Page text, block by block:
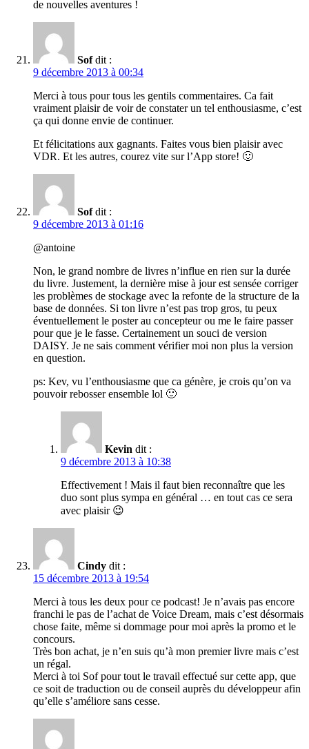
de nouvelles aventures !
Sof dit :
9 décembre 2013 à 00:34
Merci à tous pour tous les gentils commentaires. Ca fait
vraiment plaisir de voir de constater un tel enthousiasme, c’est
ça qui donne envie de continuer.
Et félicitations aux gagnants. Faites vous bien plaisir avec
VDR. Et les autres, courez vite sur l’App store! 🙂
Sof dit :
9 décembre 2013 à 01:16
@antoine
Non, le grand nombre de livres n’influe en rien sur la durée
du livre. Justement, la dernière mise à jour est sensée corriger
les problèmes de stockage avec la refonte de la structure de la
base de données. Si ton livre n’est pas trop gros, tu peux
éventuellement le poster au concepteur ou me le faire passer
pour que je le fasse. Certainement un souci de version
DAISY. Je ne sais comment vérifier moi non plus la version
en question.
ps: Kev, vu l’enthousiasme que ca génère, je crois qu’on va
pouvoir rebosser ensemble lol 🙂
Kevin dit :
9 décembre 2013 à 10:38
Effectivement ! Mais il faut bien reconnaître que les
duo sont plus sympa en général … en tout cas ce sera
avec plaisir 😉
Cindy dit :
15 décembre 2013 à 19:54
Merci à tous les deux pour ce podcast! Je n’avais pas encore
franchi le pas de l’achat de Voice Dream, mais c’est désormais
chose faite, même si dommage pour moi après la promo et le
concours.
Très bon achat, je n’en suis qu’à mon premier livre mais c’est
un régal.
Merci à toi Sof pour tout le travail effectué sur cette app, que
ce soit de traduction ou de conseil auprès du développeur afin
qu’elle s’améliore sans cesse.